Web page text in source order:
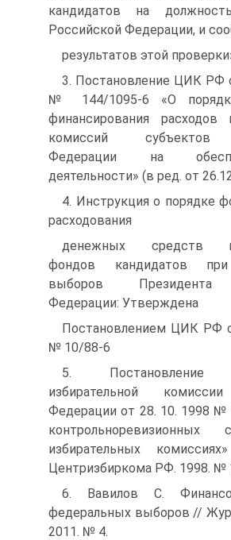
кандидатов на
Российской Федерации, и
результатов этой
3. Постановление ЦИК РФ
№ 144/1095-6 «О
финансирования расходов
комиссий субъектов
Федерации на
деятельности» (в ред. от
4. Инструкция о порядке
расходования
денежных средств
фондов кандидатов
выборов Президента
Федерации: Утверждена
Постановлением ЦИК РФ
№ 10/88-6
5. Постановление
избирательной
Федерации от 28. 10. 1998
избирательных
Центризбиркома РФ. 1998. №
6. Вавилов С.
федеральных выборов //
2011. № 4.